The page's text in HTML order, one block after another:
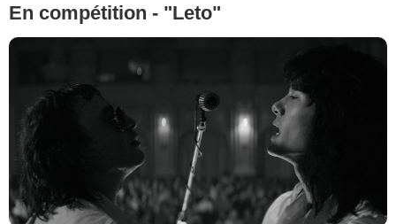
En compétition - "Leto"